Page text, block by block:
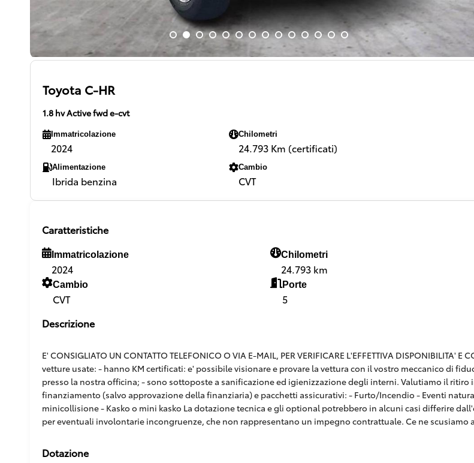
Toyota C-HR
1.8 hv Active fwd e-cvt
Immatricolazione
2024
Chilometri
24.793 Km (certificati)
Alimentazione
Ibrida benzina
Cambio
CVT
Caratteristiche
Immatricolazione
2024
Chilometri
24.793 km
Cambio
CVT
Porte
5
Descrizione
E' CONSIGLIATO UN CONTATTO TELEFONICO O VIA E-MAIL, PER VERIFICARE L'EFFETTIVA DISPONIBILITA' E
vetture usate: - hanno KM certificati: e' possibile visionare e provare la vettura con il vostro meccanico di
presso la nostra officina; - sono sottoposte a sanificazione ed igienizzazione degli interni. Valutiamo il
finanziamento (salvo approvazione della finanziaria) e pacchetti assicurativi: - Furto/Incendio - Eventi
minicollisione - Kasko o mini kasko La dotazione tecnica e gli optional potrebbero in alcuni casi differire
per eventuali involontarie incongruenze, che non rappresentano un impegno contrattuale. Ce ne scusiamo
Dotazione